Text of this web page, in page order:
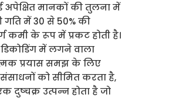
अपेक्षित मानकों की तुलना में
में 30 से 50% की
कमी के रूप में प्रकट होती है।
डिकोडिंग में लगने वाला
प्रयास समझ के लिए
को सीमित करता है,
दुष्चक्र उत्पन्न होता है जो